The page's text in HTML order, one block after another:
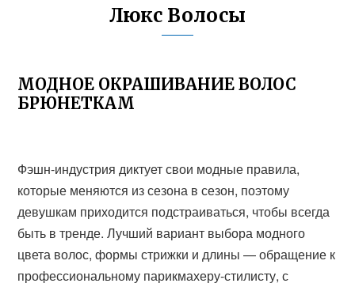
Люкс Волосы
МОДНОЕ ОКРАШИВАНИЕ ВОЛОС
БРЮНЕТКАМ
Фэшн-индустрия диктует свои модные правила,
которые меняются из сезона в сезон, поэтому
девушкам приходится подстраиваться, чтобы всегда
быть в тренде. Лучший вариант выбора модного
цвета волос, формы стрижки и длины — обращение к
профессиональному парикмахеру-стилисту, с